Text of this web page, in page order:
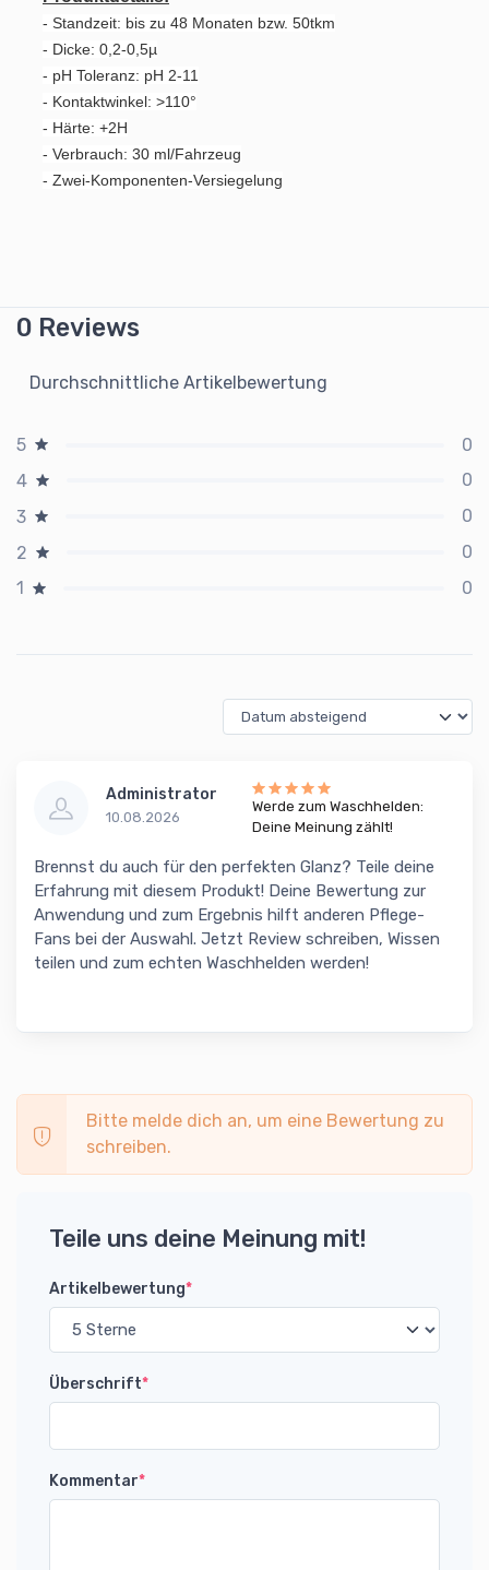
- Standzeit: bis zu 48 Monaten bzw. 50tkm
- Dicke: 0,2-0,5µ
- pH Toleranz: pH 2-11
- Kontaktwinkel: >110°
- Härte: +2H
- Verbrauch: 30 ml/Fahrzeug
- Zwei-Komponenten-Versiegelung
0 Reviews
Durchschnittliche Artikelbewertung
5
0
4
0
3
0
2
0
1
0
Administrator
10.08.2026
Werde zum Waschhelden:
Deine Meinung zählt!
Brennst du auch für den perfekten Glanz? Teile deine
Erfahrung mit diesem Produkt! Deine Bewertung zur
Anwendung und zum Ergebnis hilft anderen Pflege-
Fans bei der Auswahl. Jetzt Review schreiben, Wissen
teilen und zum echten Waschhelden werden!
Bitte melde dich an, um eine Bewertung zu
schreiben.
Teile uns deine Meinung mit!
Artikelbewertung*
Überschrift*
Kommentar*